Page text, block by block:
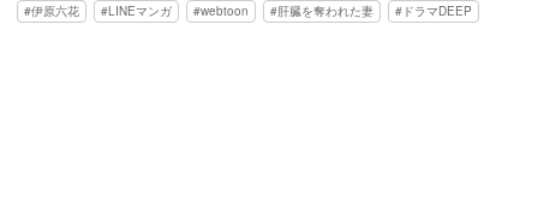
伊原六花 LINEマンガ webtoon 肝臓を奪われた妻 ドラマDEEP